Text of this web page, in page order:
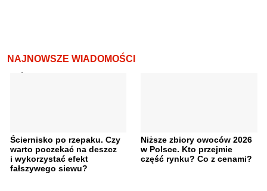
NAJNOWSZE WIADOMOŚCI
Ściernisko po rzepaku. Czy
warto poczekać na deszcz
i wykorzystać efekt
fałszywego siewu?
Niższe zbiory owoców 2026
w Polsce. Kto przejmie
część rynku? Co z cenami?